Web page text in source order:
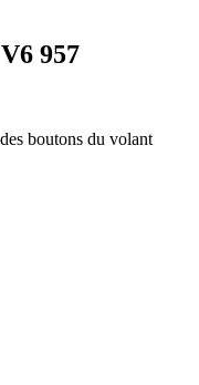
957
boutons du volant